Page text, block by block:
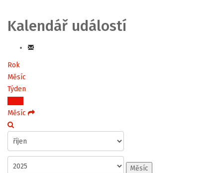
Kalendář událostí
Rok
Měsíc
Týden
Dnes
Měsíc
Měsíc